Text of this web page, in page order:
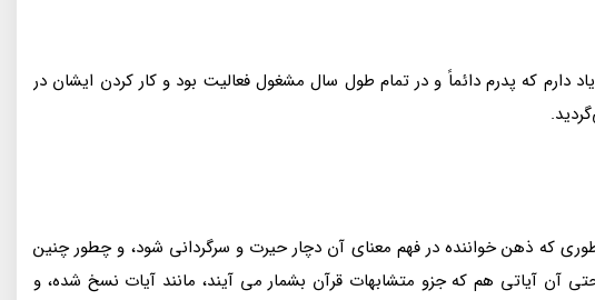
دارم که پدرم دائماً و در تمام طول سال مشغول فعالیت بود و کار کردن ایشان در
که ذهن خواننده در فهم معنای آن دچار حیرت و سرگردانی شود، و چطور چنین
آن آیاتی هم که جزو متشابهات قرآن بشمار می آیند، مانند آیات نسخ شده، و